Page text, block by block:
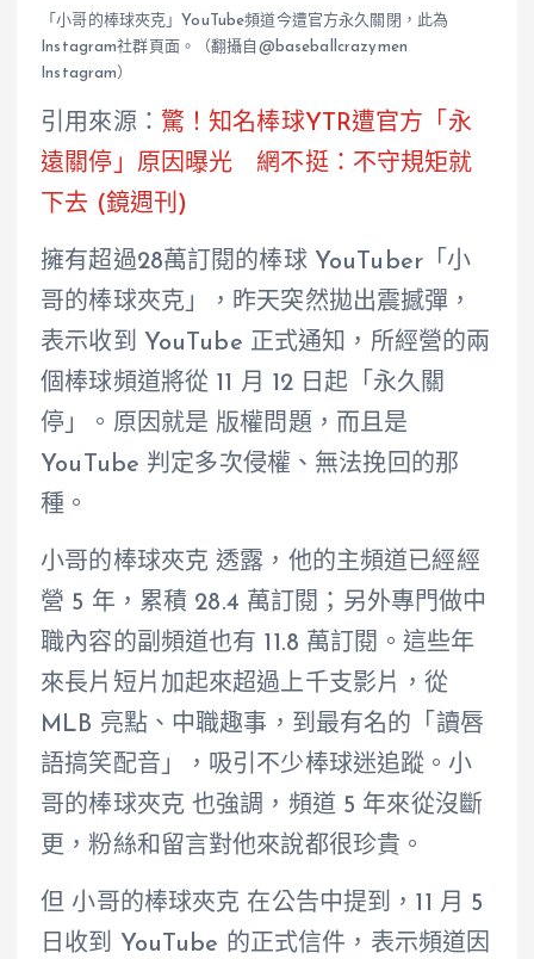
「小哥的棒球夾克」YouTube頻道今遭官方永久關閉，此為
Instagram社群頁面。（翻攝自@baseballcrazymen
Instagram）
引用來源： 驚！知名棒球YTR遭官方「永
遠關停」原因曝光 網不挺：不守規矩就
下去 (鏡週刊)
擁有超過28萬訂閱的棒球 YouTuber「小
哥的棒球夾克」，昨天突然拋出震撼彈，
表示收到 YouTube 正式通知，所經營的兩
個棒球頻道將從 11 月 12 日起「永久關
停」。原因就是 版權問題，而且是
YouTube 判定多次侵權、無法挽回的那
種。
小哥的棒球夾克 透露，他的主頻道已經經
營 5 年，累積 28.4 萬訂閱；另外專門做中
職內容的副頻道也有 11.8 萬訂閱。這些年
來長片短片加起來超過上千支影片，從
MLB 亮點、中職趣事，到最有名的「讀唇
語搞笑配音」，吸引不少棒球迷追蹤。小
哥的棒球夾克 也強調，頻道 5 年來從沒斷
更，粉絲和留言對他來說都很珍貴。
但 小哥的棒球夾克 在公告中提到，11 月 5
日收到 YouTube 的正式信件，表示頻道因